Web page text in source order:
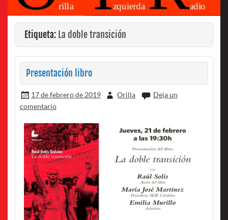
Etiqueta: La doble transición
Presentación libro
17 de febrero de 2019 Orilla
Deja un
comentario